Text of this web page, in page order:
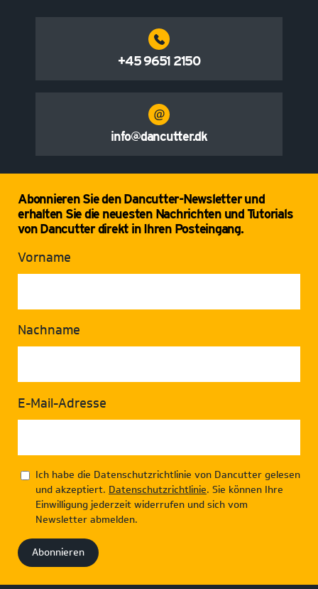
+45 9651 2150
info@dancutter.dk
Abonnieren Sie den Dancutter-Newsletter und
erhalten Sie die neuesten Nachrichten und Tutorials
von Dancutter direkt in Ihren Posteingang.
Vorname
Nachname
E-Mail-Adresse
Ich habe die Datenschutzrichtlinie von Dancutter gelesen
und akzeptiert. Datenschutzrichtlinie. Sie können Ihre
Einwilligung jederzeit widerrufen und sich vom
Newsletter abmelden.